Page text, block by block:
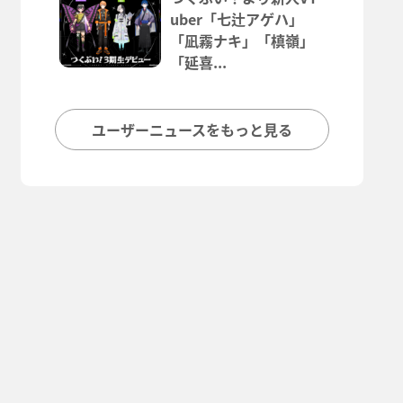
uber「七辻アゲハ」
「凪霧ナキ」「槙嶺」
「延喜...
ユーザーニュースをもっと見る